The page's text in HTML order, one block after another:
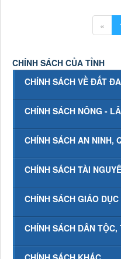
«
CHÍNH SÁCH CỦA TỈNH
CHÍNH SÁCH VỀ ĐẤT
CHÍNH SÁCH NÔNG -
CHÍNH SÁCH AN NINH,
CHÍNH SÁCH TÀI
CHÍNH SÁCH GIÁO
CHÍNH SÁCH DÂN TỘC,